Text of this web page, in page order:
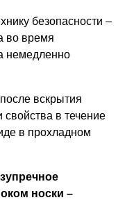
безопасности –
во время
немедленно
вскрытия
в течение
в прохладном
носки –